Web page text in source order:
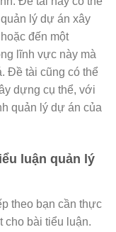
lý dự án xây
đến một
lĩnh vực này mà
Đề tài cũng có thể
dựng cụ thể, với
quản lý dự án của
luận quản lý
theo bạn cần thực
cho bài tiểu luận.